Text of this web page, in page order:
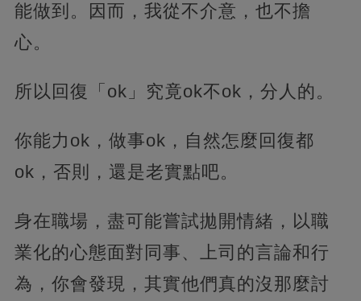
能做到。因而，我從不介意，也不擔
心。
所以回復「ok」究竟ok不ok，分人的。
你能力ok，做事ok，自然怎麼回復都
ok，否則，還是老實點吧。
身在職場，盡可能嘗試拋開情緒，以職
業化的心態面對同事、上司的言論和行
為，你會發現，其實他們真的沒那麼討